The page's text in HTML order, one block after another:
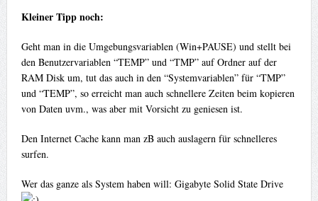
Kleiner Tipp noch:
Geht man in die Umgebungsvariablen (Win+PAUSE) und stellt bei
den Benutzervariablen “TEMP” und “TMP” auf Ordner auf der
RAM Disk um, tut das auch in den “Systemvariablen” für “TMP”
und “TEMP”, so erreicht man auch schnellere Zeiten beim kopieren
von Daten uvm., was aber mit Vorsicht zu geniesen ist.
Den Internet Cache kann man zB auch auslagern für schnelleres
surfen.
Wer das ganze als System haben will: Gigabyte Solid State Drive